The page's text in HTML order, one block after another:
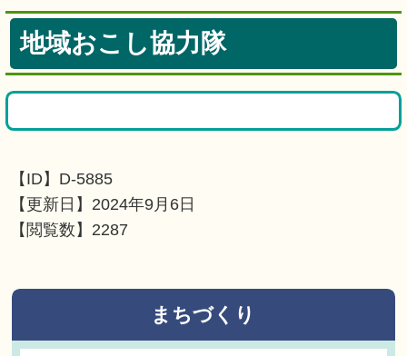
地域おこし協力隊
【ID】 D-5885
【更新日】 2024年9月6日
【閲覧数】 2287
まちづくり